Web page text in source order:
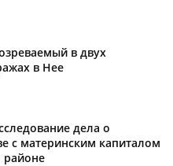
в двух
в Нее
дела о
с материнским капиталом